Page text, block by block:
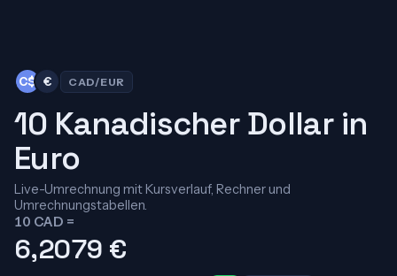
C$ € CAD/EUR
10 Kanadischer Dollar in
Euro
Live-Umrechnung mit Kursverlauf, Rechner und
Umrechnungstabellen.
10 CAD =
6,2079 €